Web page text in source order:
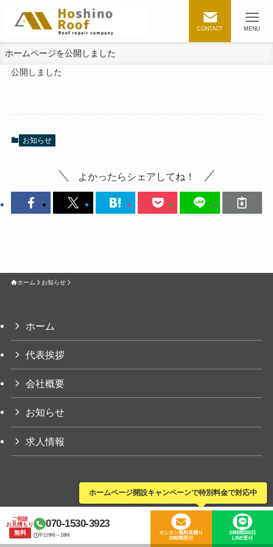
CONTACT MENU
ホームページを公開しました
公開しました
お知らせ
よかったらシェアしてね！
ホーム お知らせ
ホーム
代表挨拶
会社概要
お知らせ
求人情報
©星野ルーフ.
ホームページ開設キャンペーンで特別料金で対応中
ご相談
お見積もり
無料
070-1530-3923
平日9時～18時
カンタン無料見積り
24時間受付
24時間365日
LINE受付